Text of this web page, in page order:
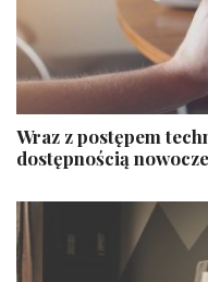
Wraz z postępem
dostępnością